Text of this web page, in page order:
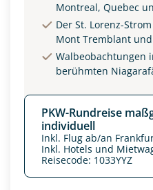
Montreal, Quebec
Der St. Lorenz-
Mont Tremblant
Walbeobachtungen
berühmten
PKW-Rundreise
individuell
Inkl. Flug ab/an
Inkl. Hotels und
Reisecode: 1033YYZ
Reisebeginn
Weitere Informationen